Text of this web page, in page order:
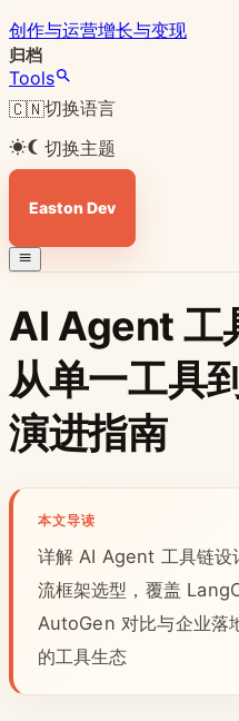
创作与运营增长与变现
归档
Tools
🇨🇳切换语言
切换主题
Easton Dev
AI Agent 工
从单一工具
演进指南
本文导读
详解 AI Agent 工具链设
流框架选型，覆盖
AutoGen 对比与企业落
的工具生态